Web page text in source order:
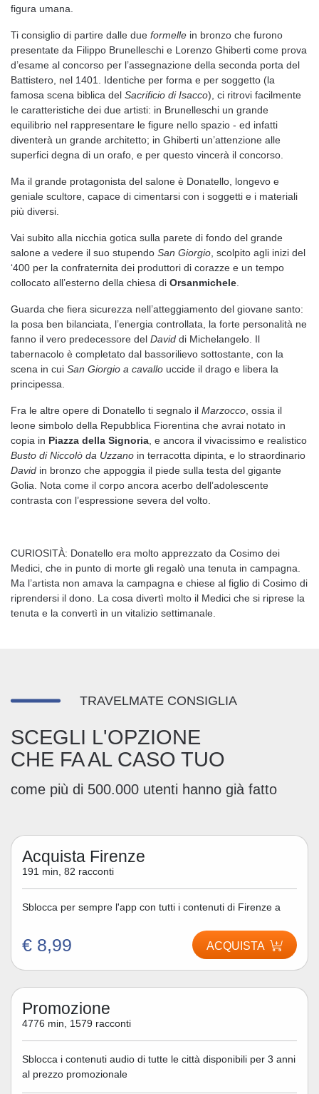
figura umana.
Ti consiglio di partire dalle due formelle in bronzo che furono
presentate da Filippo Brunelleschi e Lorenzo Ghiberti come prova
d’esame al concorso per l’assegnazione della seconda porta del
Battistero, nel 1401. Identiche per forma e per soggetto (la
famosa scena biblica del Sacrificio di Isacco), ci ritrovi facilmente
le caratteristiche dei due artisti: in Brunelleschi un grande
equilibrio nel rappresentare le figure nello spazio - ed infatti
diventerà un grande architetto; in Ghiberti un’attenzione alle
superfici degna di un orafo, e per questo vincerà il concorso.
Ma il grande protagonista del salone è Donatello, longevo e
geniale scultore, capace di cimentarsi con i soggetti e i materiali
più diversi.
Vai subito alla nicchia gotica sulla parete di fondo del grande
salone a vedere il suo stupendo San Giorgio , scolpito agli inizi del
‘400 per la confraternita dei produttori di corazze e un tempo
collocato all’esterno della chiesa di Orsanmichele
Guarda che fiera sicurezza nell’atteggiamento del giovane santo:
la posa ben bilanciata, l’energia controllata, la forte personalità ne
fanno il vero predecessore del David di Michelangelo. Il
tabernacolo è completato dal bassorilievo sottostante, con la
scena in cui San Giorgio a cavallo uccide il drago e libera la
principessa.
Fra le altre opere di Donatello ti segnalo il Marzocco , ossia il
leone simbolo della Repubblica Fiorentina che avrai notato in
copia in Piazza della Signoria , e ancora il vivacissimo e realistico
Busto di Niccolò da Uzzano in terracotta dipinta, e lo straordinario
David in bronzo che appoggia il piede sulla testa del gigante
Golia. Nota come il corpo ancora acerbo dell’adolescente
contrasta con l’espressione severa del volto.
CURIOSITÀ: Donatello era molto apprezzato da Cosimo dei
Medici, che in punto di morte gli regalò una tenuta in campagna.
Ma l’artista non amava la campagna e chiese al figlio di Cosimo di
riprendersi il dono. La cosa divertì molto il Medici che si riprese la
tenuta e la convertì in un vitalizio settimanale.
TRAVELMATE CONSIGLIA
SCEGLI L'OPZIONE
CHE FA AL CASO TUO
come più di 500.000 utenti hanno già fatto
Acquista Firenze
191 min, 82 racconti
Sblocca per sempre l'app con tutti i contenuti di Firenze a
€ 8,99 ACQUISTA
Promozione
4776 min, 1579 racconti
Sblocca i contenuti audio di tutte le città disponibili per 3 anni
al prezzo promozionale